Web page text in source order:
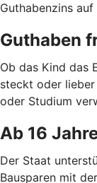
Guthabenzins
Guthaben
Ob das Kind das
steckt oder
oder Studium
Ab 16
Der Staat
Bausparen mit